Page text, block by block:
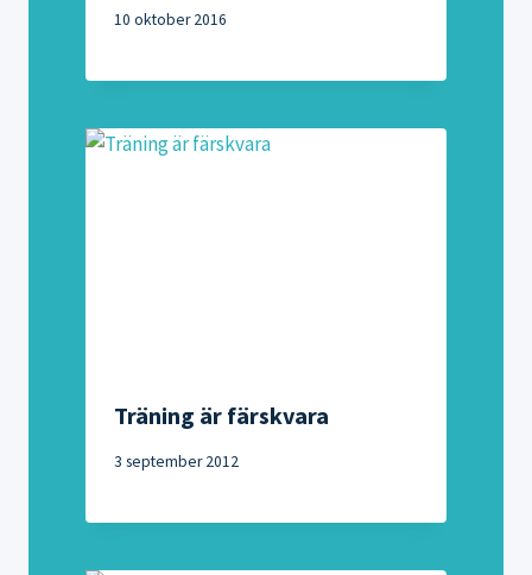
10 oktober 2016
Träning är färskvara
3 september 2012